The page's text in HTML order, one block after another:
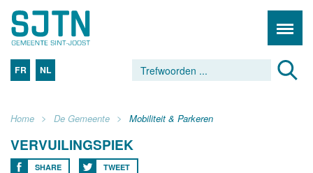
FR NL
Home De Gemeente Mobiliteit & Parkeren
VERVUILINGSPIEK
SHARE TWEET